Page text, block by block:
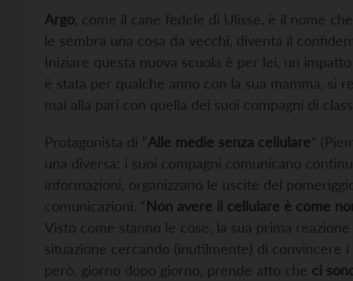
Argo , come il cane fedele di Ulisse, è il nome
le sembra una cosa da vecchi, diventa il
Iniziare questa nuova scuola è per lei, un
è stata per qualche anno con la sua mamma, si
mai alla pari con quella dei suoi compagni di
Protagonista di “Alle medie senza cellulare”
una diversa: i suoi compagni comunicano
informazioni, organizzano le uscite del
comunicazioni. “Non avere il cellulare è come
Visto come stanno le cose, la sua prima
situazione cercando (inutilmente) di convincere
però, giorno dopo giorno, prende atto che ci